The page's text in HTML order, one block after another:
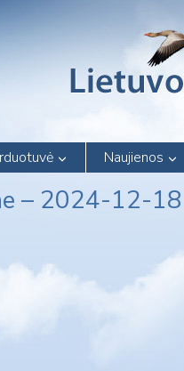
Naujienos
– 2024-12-18